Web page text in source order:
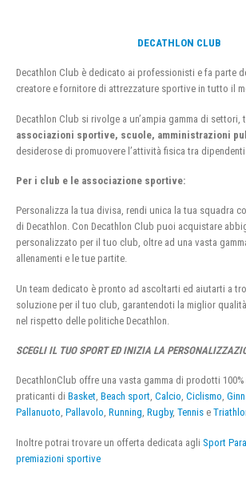
DECATHLON CLUB
Decathlon Club è dedicato ai professionisti e fa parte
creatore e fornitore di attrezzature sportive in tutto il
Decathlon Club si rivolge a un’ampia gamma di settori,
associazioni sportive, scuole, amministrazioni
desiderose di promuovere l’attività fisica tra dipendenti
Per i club e le associazione sportive:
Personalizza la tua divisa, rendi unica la tua squadra
di Decathlon. Con Decathlon Club puoi acquistare
personalizzato per il tuo club, oltre ad una vasta
allenamenti e le tue partite.
Un team dedicato è pronto ad ascoltarti ed aiutarti a
soluzione per il tuo club, garantendoti la miglior
nel rispetto delle politiche Decathlon.
SCEGLI IL TUO SPORT ED INIZIA LA
DecathlonClub offre una vasta gamma di prodotti
praticanti di Basket, Beach sport, Calcio, Ciclismo,
Pallanuoto, Pallavolo, Running, Rugby, Tennis e
Inoltre potrai trovare un offerta dedicata agli Sport
premiazioni sportive